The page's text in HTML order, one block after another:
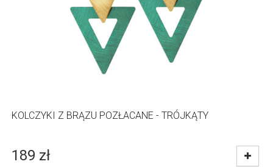
KOLCZYKI Z BRĄZU POZŁACANE - TRÓJKĄTY
189 zł